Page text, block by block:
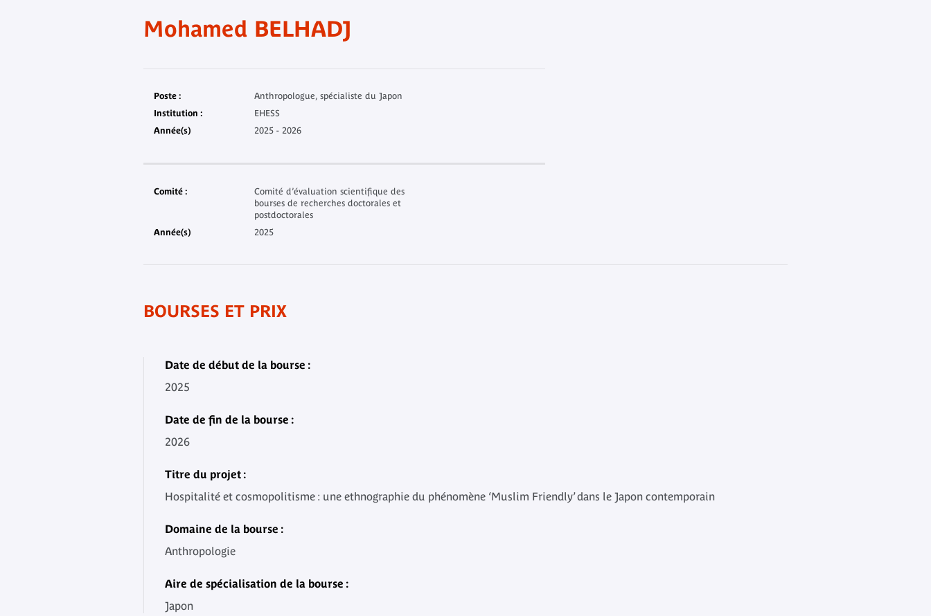
Mohamed BELHADJ
Poste :
Anthropologue, spécialiste du Japon
Institution :
EHESS
Année(s)
2025 - 2026
Comité :
Comité d’évaluation scientifique des
bourses de recherches doctorales et
postdoctorales
Année(s)
2025
BOURSES ET PRIX
Date de début de la bourse :
2025
Date de fin de la bourse :
2026
Titre du projet :
Hospitalité et cosmopolitisme : une ethnographie du phénomène ‘Muslim Friendly’ dans le Japon contemporain
Domaine de la bourse :
Anthropologie
Aire de spécialisation de la bourse :
Japon